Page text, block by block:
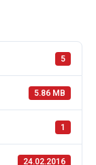
5
5.86 MB
1
24.02.2016